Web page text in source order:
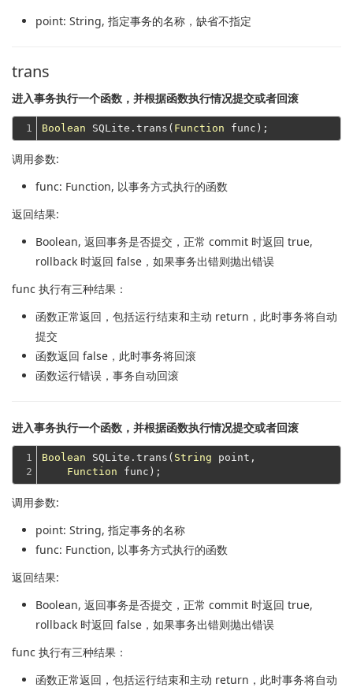
point: String, 指定事务的名称，缺省不指定
trans
进入事务执行一个函数，并根据函数执行情况提交或者回滚
1 Boolean SQLite.trans( Function
调用参数:
func: Function, 以事务方式执行的函数
返回结果:
Boolean, 返回事务是否提交，正常 commit 时返回 true,
rollback 时返回 false，如果事务出错则抛出错误
func 执行有三种结果：
函数正常返回，包括运行结束和主动 return，此时事务将自动
提交
函数返回 false，此时事务将回滚
函数运行错误，事务自动回滚
进入事务执行一个函数，并根据函数执行情况提交或者回滚
1
2
Boolean SQLite.trans( String point,
Function
调用参数:
point: String, 指定事务的名称
func: Function, 以事务方式执行的函数
返回结果:
Boolean, 返回事务是否提交，正常 commit 时返回 true,
rollback 时返回 false，如果事务出错则抛出错误
func 执行有三种结果：
函数正常返回，包括运行结束和主动 return，此时事务将自动